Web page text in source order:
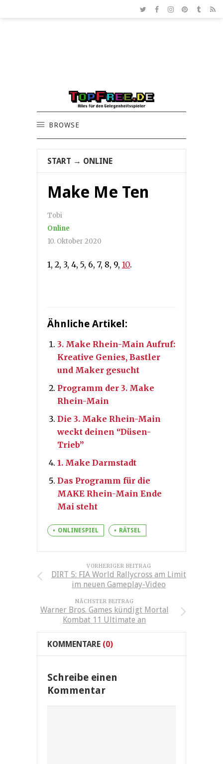
BROWSE
START → ONLINE
Make Me Ten
Tobi
Online
10. Oktober 2020
1, 2, 3, 4, 5, 6, 7, 8, 9, 10.
Ähnliche Artikel:
3. Make Rhein-Main Aufruf:
Kreative Genies, Bastler
und Maker gesucht
Programm der 3. Make
Rhein-Main
Die 3. Make Rhein-Main
weckt deinen “Düsen-
Trieb”
1. Make Darmstadt
Das Programm für die
MAKE Rhein-Main Ende
Mai steht
ONLINESPIEL RÄTSEL
VORHERIGER BEITRAG
DIRT 5: FIA World Rallycross am Limit
im neuen Gameplay-Video
NÄCHSTER BEITRAG
Warner Bros. Games kündigt Mortal
Kombat 11 Ultimate an
KOMMENTARE (0)
Schreibe einen
Kommentar